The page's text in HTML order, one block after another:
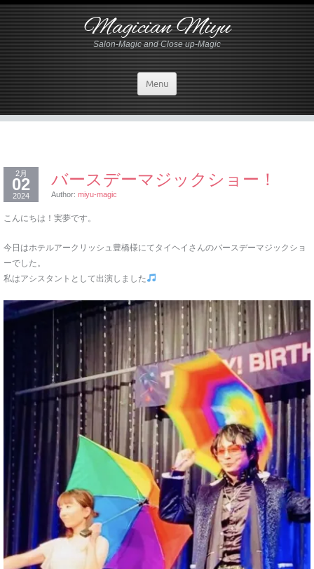
Magician Miyu
Salon-Magic and Close up-Magic
Menu
2月
02
2024
バースデーマジックショー！
Author: miyu-magic
こんにちは！実夢です。
今日はホテルアークリッシュ豊橋様にてタイヘイさんのバースデーマジックショ
ーでした。
私はアシスタントとして出演しました